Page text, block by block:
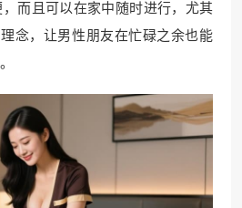
而且可以在家中随时进行，尤其
念，让男性朋友在忙碌之余也能